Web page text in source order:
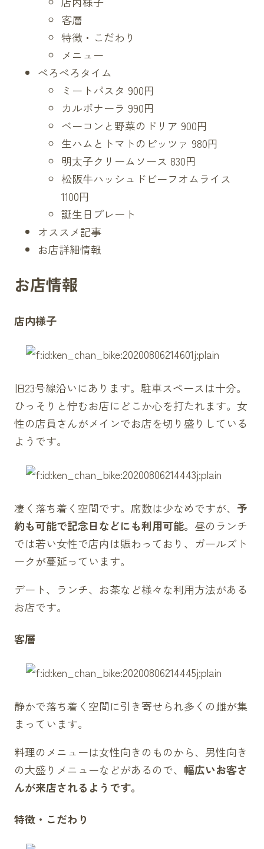
客層
特徴・こだわり
メニュー
ぺろぺろタイム
ミートパスタ 900円
カルボナーラ 990円
ベーコンと野菜のドリア 900円
生ハムとトマトのピッツァ 980円
明太子クリームソース 830円
松阪牛ハッシュドビーフオムライス
1100円
誕生日プレート
オススメ記事
お店詳細情報
お店情報
店内様子
旧23号線沿いにあります。駐車スペースは十分。
ひっそりと佇むお店にどこか心を打たれます。女
性の店員さんがメインでお店を切り盛りしている
ようです。
凄く落ち着く空間です。席数は少なめですが、 予
約も可能で記念日などにも利用可能。 昼のランチ
では若い女性で店内は賑わっており、ガールズ ト
ークが蔓延っています。
デート、ランチ、お茶など様々な利用方法がある
お店です。
客層
静かで落ち着く空間に引き寄せられ多くの雌が集
まっています。
料理のメニューは女性向きのものから、男性向き
の大盛りメニューなどがあるので、 幅広いお客さ
んが来店されるようです。
特徴・こだわり